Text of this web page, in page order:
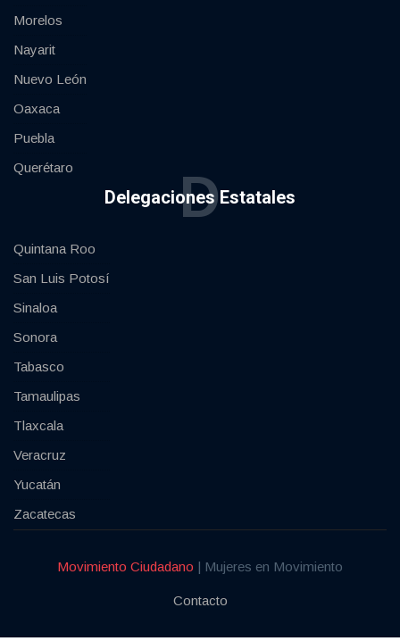
Morelos
Nayarit
Nuevo León
Oaxaca
Puebla
Querétaro
Delegaciones Estatales
D
Quintana Roo
San Luis Potosí
Sinaloa
Sonora
Tabasco
Tamaulipas
Tlaxcala
Veracruz
Yucatán
Zacatecas
Movimiento Ciudadano | Mujeres en Movimiento
Contacto